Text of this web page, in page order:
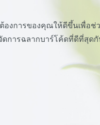
องการของคุณให้ดีขึ้นเพื่อช่
การฉลากบาร์โค้ดที่ดีที่สุด